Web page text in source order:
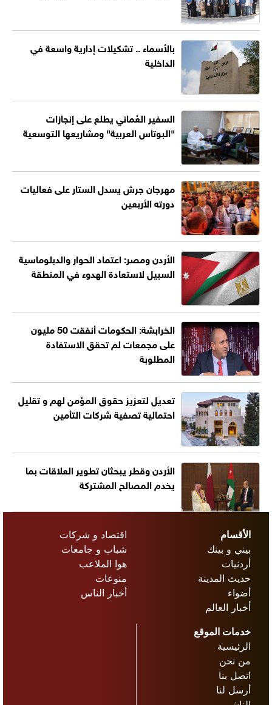
بالأسماء .. تشكيلات إدارية واسعة في
الداخلية
السفير العُماني يطلع على إنجازات
"البوتاس العربية" ومشاريعها التوسعية
مهرجان جرش يسدل الستار على فعاليات
دورته الأربعين
الأردن ومصر: اعتماد الحوار والدبلوماسية
السبيل لاستعادة الهدوء في المنطقة
الخرابشة: الحكومات أنفقت 50 مليون
على مجمعات لم تحقق الاستفادة
المطلوبة
تعديل لتعزيز حقوق المؤمن لهم و تقليل
احتمالية تصفية شركات التأمين
الأردن وقطر يبحثان تطوير العلاقات بما
يخدم المصالح المشتركة
الأقسام
بيني و بينك
أردنيات
حديث المدينة
أضواء
أخبار العالم
اقتصاد و شركات
شباب و جامعات
هوا الملاعب
منوعات
أخبار الناس
خدمات الموقع
الرئيسية
من نحن
اتصل بنا
أرسل لنا